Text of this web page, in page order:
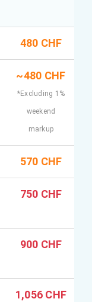
480 CHF
~480 CHF
*Excluding 1%
weekend
markup
570 CHF
750 CHF
900 CHF
1,056 CHF